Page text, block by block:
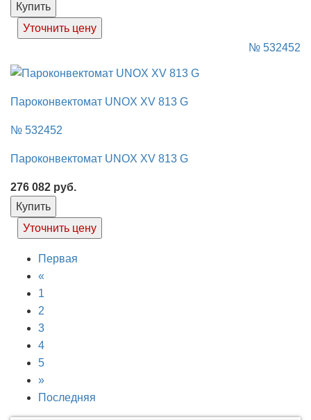
Купить
Уточнить цену
№ 532452
Пароконвектомат UNOX XV 813 G
№ 532452
Пароконвектомат UNOX XV 813 G
276 082 руб.
Купить
Уточнить цену
Первая
«
1
2
3
4
5
»
Последняя